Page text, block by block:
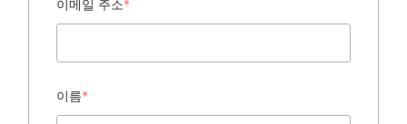
이메일 주소*
이름*